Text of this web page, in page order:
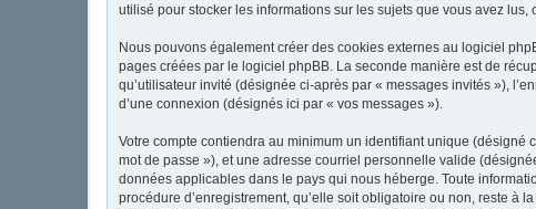
utilisé pour stocker les informations sur les sujets que vous avez
Nous pouvons également créer des cookies externes au logiciel
pages créées par le logiciel phpBB. La seconde manière est de
qu’utilisateur invité (désignée ci-après par « messages invités »),
d’une connexion (désignés ici par « vos messages »).
Votre compte contiendra au minimum un identifiant unique (désigné
mot de passe »), et une adresse courriel personnelle valide
données applicables dans le pays qui nous héberge. Toute
procédure d’enregistrement, qu’elle soit obligatoire ou non, reste à